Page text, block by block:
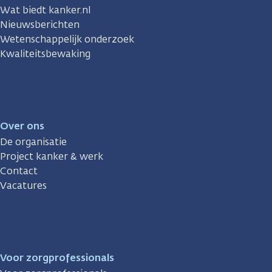
Wat biedt kanker.nl
Nieuwsberichten
Wetenschappelijk onderzoek
Kwaliteitsbewaking
Over ons
De organisatie
Project kanker & werk
Contact
Vacatures
Voor zorgprofessionals